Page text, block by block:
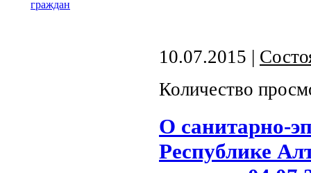
10.07.2015 |
Количество
О санитарно-
Республике